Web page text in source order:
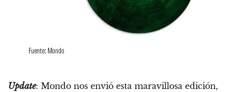
Fuente: Mondo
Update: Mondo nos envió esta maravillosa edición,